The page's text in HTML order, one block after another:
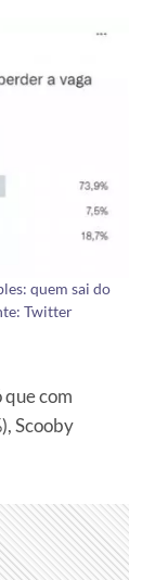
quem sai do
Twitter
com
Scooby